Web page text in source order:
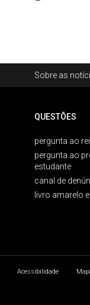
Sobre as
QUESTÕES
pergunta ao
pergunta ao
estudante
canal de
livro amarelo
Acessibilidade